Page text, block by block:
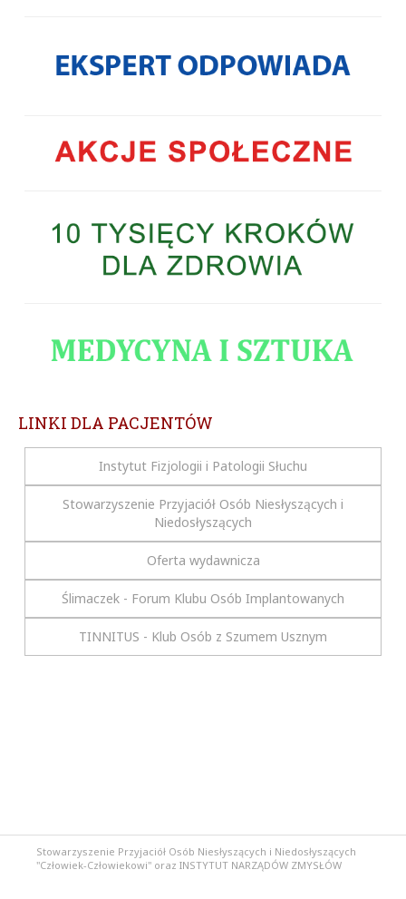
LINKI DLA PACJENTÓW
Instytut Fizjologii i Patologii Słuchu
Stowarzyszenie Przyjaciół Osób Niesłyszących i
Niedosłyszących
Oferta wydawnicza
Ślimaczek - Forum Klubu Osób Implantowanych
TINNITUS - Klub Osób z Szumem Usznym
Stowarzyszenie Przyjaciół Osób Niesłyszących i Niedosłyszących
"Człowiek-Człowiekowi" oraz INSTYTUT NARZĄDÓW ZMYSŁÓW